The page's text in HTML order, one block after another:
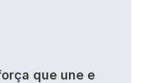
que une e